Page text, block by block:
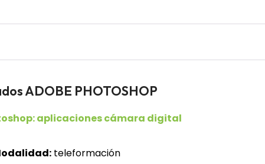
ADOBE PHOTOSHOP
aplicaciones cámara digital
teleformación